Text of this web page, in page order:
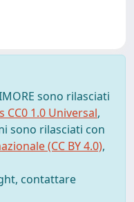
sono rilasciati
CC0 1.0 Universal,
sono rilasciati con
(CC BY 4.0),
contattare